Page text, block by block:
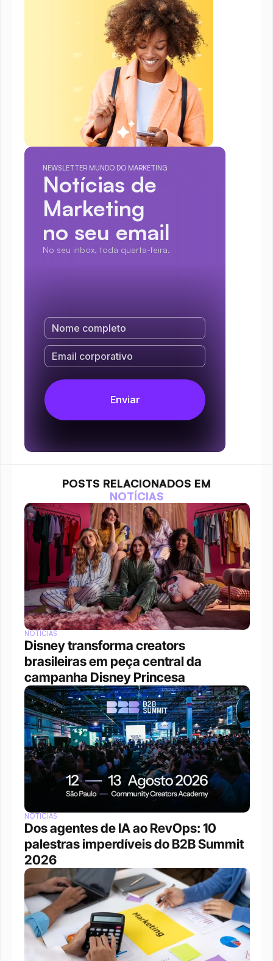
NEWSLETTER MUNDO DO MARKETING
Notícias de
Marketing
no seu email
No seu inbox, toda quarta-feira.
POSTS RELACIONADOS EM
NOTÍCIAS
NOTÍCIAS
Disney transforma creators
brasileiras em peça central da
campanha Disney Princesa
NOTÍCIAS
Dos agentes de IA ao RevOps: 10
palestras imperdíveis do B2B Summit
2026